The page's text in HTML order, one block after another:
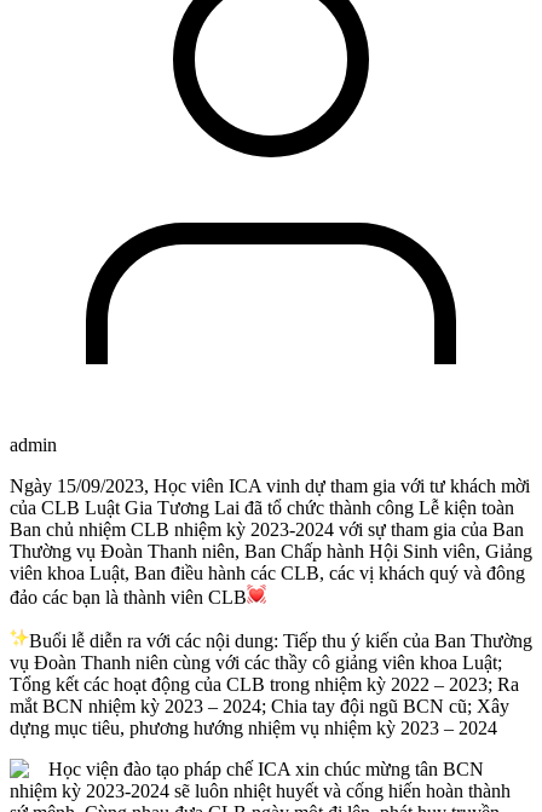
admin
Ngày 15/09/2023, Học viên ICA vinh dự tham gia với tư khách mời
của CLB Luật Gia Tương Lai đã tổ chức thành công Lễ kiện toàn
Ban chủ nhiệm CLB nhiệm kỳ 2023-2024 với sự tham gia của Ban
Thường vụ Đoàn Thanh niên, Ban Chấp hành Hội Sinh viên, Giảng
viên khoa Luật, Ban điều hành các CLB, các vị khách quý và đông
đảo các bạn là thành viên CLB
Buổi lễ diễn ra với các nội dung: Tiếp thu ý kiến của Ban Thường
vụ Đoàn Thanh niên cùng với các thầy cô giảng viên khoa Luật;
Tổng kết các hoạt động của CLB trong nhiệm kỳ 2022 – 2023; Ra
mắt BCN nhiệm kỳ 2023 – 2024; Chia tay đội ngũ BCN cũ; Xây
dựng mục tiêu, phương hướng nhiệm vụ nhiệm kỳ 2023 – 2024
Học viện đào tạo pháp chế ICA xin chúc mừng tân BCN
nhiệm kỳ 2023-2024 sẽ luôn nhiệt huyết và cống hiến hoàn thành